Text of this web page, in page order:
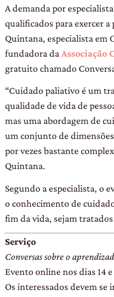
A demanda por
qualificados para exercer
Quintana, especialista em
fundadora da Associação
gratuito chamado
“Cuidado paliativo é um
qualidade de vida de
mas uma abordagem de
um conjunto de
por vezes bastante
Quintana.
Segundo a especialista, o
o conhecimento de
fim da vida, sejam
Serviço
Conversas sobre o
Evento online nos dias 14
Os interessados devem se